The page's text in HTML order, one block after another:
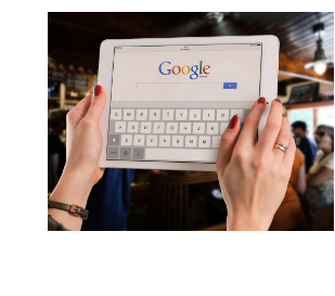
¿Cómo hacer
que GOOGLE
nos encuentre?
Envía tu
contenido a